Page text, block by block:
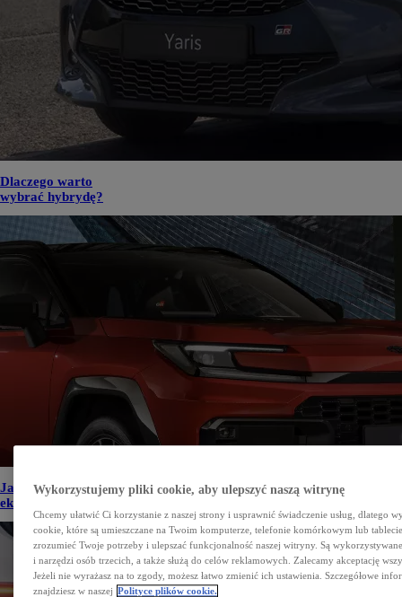
Dlaczego warto
wybrać hybrydę?
Jakie są rodzaje napędów
ekologicznych na rynku?
Wykorzystujemy pliki cookie, aby ulepszyć naszą witrynę
Chcemy ułatwić Ci korzystanie z naszej strony i usprawnić świadczenie usług, dlatego
cookie, które są umieszczane na Twoim komputerze, telefonie komórkowym lub
zrozumieć Twoje potrzeby i ulepszać funkcjonalność naszej witryny. Są
i narzędzi osób trzecich, a także służą do celów reklamowych. Zalecamy akceptację
Jeżeli nie wyrażasz na to zgody, możesz łatwo zmienić ich ustawienia. Szczegółowe
znajdziesz w naszej Polityce plików cookie.